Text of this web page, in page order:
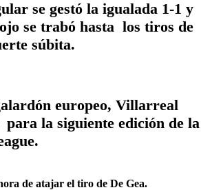
se gestó la igualada 1-1 y
se trabó hasta los tiros de
súbita.
europeo, Villarreal
para la siguiente edición de la
de atajar el tiro de De Gea.